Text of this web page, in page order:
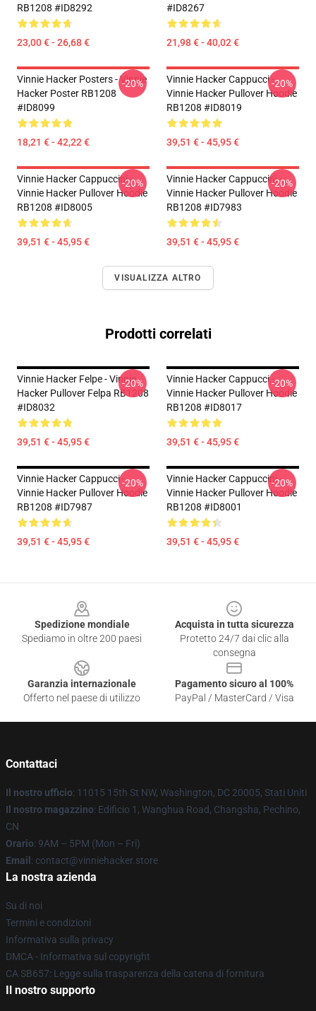
RB1208 #ID8292
23,00 € - 26,68 €
#ID8267
21,98 € - 40,02 €
Vinnie Hacker Posters - Vinnie
Hacker Poster RB1208
#ID8099
18,21 € - 42,22 €
-20%
Vinnie Hacker Cappucci -
Vinnie Hacker Pullover Hoodie
RB1208 #ID8019
39,51 € - 45,95 €
-20%
Vinnie Hacker Cappuccini -
Vinnie Hacker Pullover Hoodie
RB1208 #ID8005
39,51 € - 45,95 €
-20%
Vinnie Hacker Cappuccini -
Vinnie Hacker Pullover Hoodie
RB1208 #ID7983
39,51 € - 45,95 €
-20%
VISUALIZZA ALTRO
Prodotti correlati
Vinnie Hacker Felpe - Vinnie
Hacker Pullover Felpa RB1208
#ID8032
39,51 € - 45,95 €
-20%
Vinnie Hacker Cappucci -
Vinnie Hacker Pullover Hoodie
RB1208 #ID8017
39,51 € - 45,95 €
-20%
Vinnie Hacker Cappucci -
Vinnie Hacker Pullover Hoodie
RB1208 #ID7987
39,51 € - 45,95 €
-20%
Vinnie Hacker Cappuccini -
Vinnie Hacker Pullover Hoodie
RB1208 #ID8001
39,51 € - 45,95 €
-20%
Spedizione mondiale
Spediamo in oltre 200 paesi
Acquista in tutta sicurezza
Protetto 24/7 dai clic alla
consegna
Garanzia internazionale
Offerto nel paese di utilizzo
Pagamento sicuro al 100%
PayPal / MasterCard / Visa
Contattaci
Il nostro ufficio: 11015 15th St NW, Washington, DC 20005, Stati Uniti
Il nostro magazzino: Edificio 1, Wanghua Road, Changsha, Pechino,
CN
Orario: 9AM – 5PM (Mon – Fri)
Email : contact@vinniehacker.store
La nostra azienda
Su di noi
Termini e condizioni
Informativa sulla privacy
DMCA - Informativa sul copyright
CA SB657: Legge sulla trasparenza della catena di fornitura
Il nostro supporto